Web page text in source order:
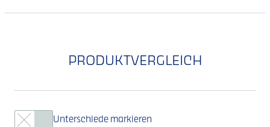
PRODUKTVERGLEICH
Unterschiede markieren